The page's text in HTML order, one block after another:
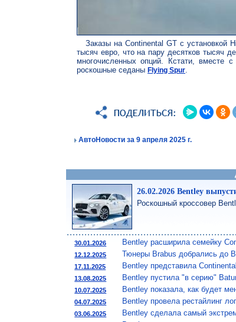
Заказы на Continental GT с установкой
тысяч евро, что на пару десятков тысяч
многочисленных опций. Кстати, вместе
роскошные седаныFlying Spur
АвтоНовости за 9 апреля 2025 г.
26.02.2026 Bentley
Роскошный кроссовер
30.01.2026 Bentley расширила семейку
12.12.2025 Тюнеры Brabus добрались до
17.11.2025 Bentley представила
13.08.2025 Bentley пустила "в серию"
10.07.2025 Bentley показала, как будет
04.07.2025 Bentley провела рестайлинг
03.06.2025 Bentley сделала самый